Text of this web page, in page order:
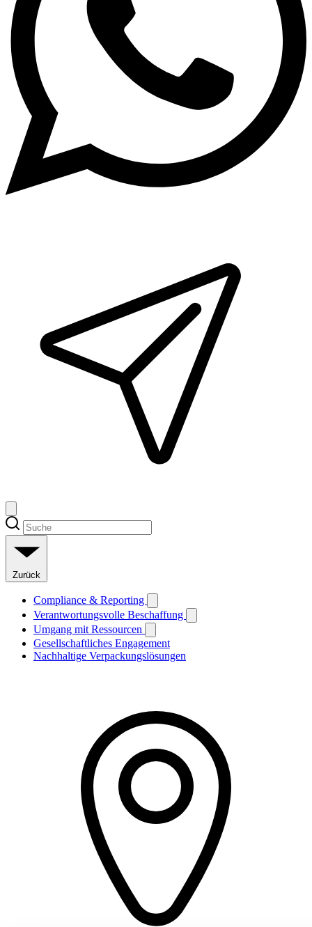
Zurück
Compliance & Reporting
Verantwortungsvolle Beschaffung
Umgang mit Ressourcen
Gesellschaftliches Engagement
Nachhaltige Verpackungslösungen